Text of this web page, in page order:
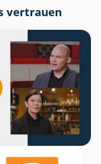
vertrauen